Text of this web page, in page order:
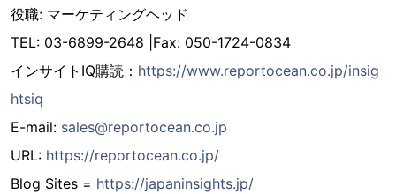
役職: マーケティングヘッド
TEL: 03-6899-2648 |Fax: 050-1724-0834
インサイトIQ購読： https://www.reportocean.co.jp/insig
htsiq
E-mail: sales@reportocean.co.jp
URL: https://reportocean.co.jp/
Blog Sites = https://japaninsights.jp/